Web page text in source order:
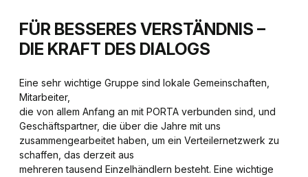
FÜR BESSERES VERSTÄNDNIS –
DIE KRAFT DES DIALOGS
Eine sehr wichtige Gruppe sind lokale Gemeinschaften,
Mitarbeiter,
die von allem Anfang an mit PORTA verbunden sind, und
Geschäftspartner, die über die Jahre mit uns
zusammengearbeitet haben, um ein Verteilernetzwerk zu
schaffen, das derzeit aus
mehreren tausend Einzelhändlern besteht. Eine wichtige